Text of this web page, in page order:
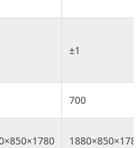
±1
700
1880×850×1780